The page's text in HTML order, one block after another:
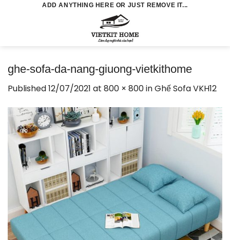
ADD ANYTHING HERE OR JUST REMOVE IT...
ghe-sofa-da-nang-giuong-vietkithome
Published12/07/2021 at 800 × 800inGhế Sofa VKH12